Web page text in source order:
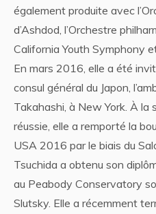
également produite avec
d’Ashdod, l’Orchestre
California Youth Symphony
En mars 2016, elle a été
consul général du Japon,
Takahashi, à New York. À la
réussie, elle a remporté la
USA 2016 par le biais du
Tsuchida a obtenu son
au Peabody Conservatory
Slutsky. Elle a récemment